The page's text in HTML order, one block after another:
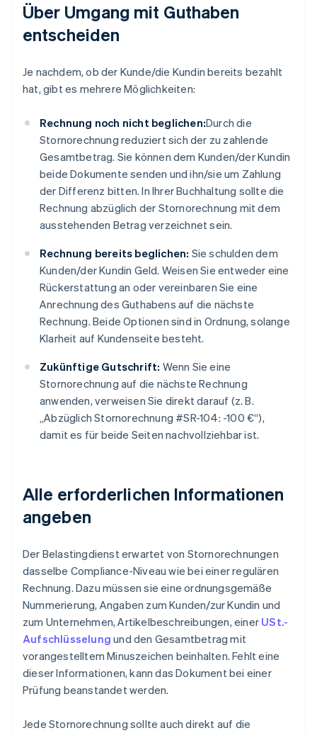
Über Umgang mit Guthaben
entscheiden
Je nachdem, ob der Kunde/die Kundin bereits bezahlt
hat, gibt es mehrere Möglichkeiten:
Rechnung noch nicht beglichen:Durch die
Stornorechnung reduziert sich der zu zahlende
Gesamtbetrag. Sie können dem Kunden/der Kundin
beide Dokumente senden und ihn/sie um Zahlung
der Differenz bitten. In Ihrer Buchhaltung sollte die
Rechnung abzüglich der Stornorechnung mit dem
ausstehenden Betrag verzeichnet sein.
Rechnung bereits beglichen: Sie schulden dem
Kunden/der Kundin Geld. Weisen Sie entweder eine
Rückerstattung an oder vereinbaren Sie eine
Anrechnung des Guthabens auf die nächste
Rechnung. Beide Optionen sind in Ordnung, solange
Klarheit auf Kundenseite besteht.
Zukünftige Gutschrift: Wenn Sie eine
Stornorechnung auf die nächste Rechnung
anwenden, verweisen Sie direkt darauf (z. B.
„Abzüglich Stornorechnung #SR-104: -100 €“),
damit es für beide Seiten nachvollziehbar ist.
Alle erforderlichen Informationen
angeben
Der Belastingdienst erwartet von Stornorechnungen
dasselbe Compliance-Niveau wie bei einer regulären
Rechnung. Dazu müssen sie eine ordnungsgemäße
Nummerierung, Angaben zum Kunden/zur Kundin und
zum Unternehmen, Artikelbeschreibungen, einer USt.-
Aufschlüsselung und den Gesamtbetrag mit
vorangestelltem Minuszeichen beinhalten. Fehlt eine
dieser Informationen, kann das Dokument bei einer
Prüfung beanstandet werden.
Jede Stornorechnung sollte auch direkt auf die